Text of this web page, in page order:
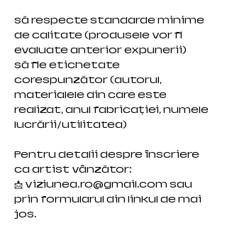
să respecte standarde minime
de calitate (produsele vor fi
evaluate anterior expunerii)
să fie etichetate
corespunzător (autorul,
materialele din care este
realizat, anul fabricației, numele
lucrării/utilitatea)
Pentru detalii despre înscriere
ca artist vânzător:
📩 viziunea.ro@gmail.com sau
prin formularul din linkul de mai
jos.